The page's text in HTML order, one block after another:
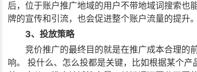
后，位于账户推广地域的用户不带地域词搜索也
牌的宣传和引流，也会促进整个账户流量的提升。
3、投放策略
竞价推广的最终目的就是在推广成本合理的
响。 投什么、怎么投都是关键，比如根据某个